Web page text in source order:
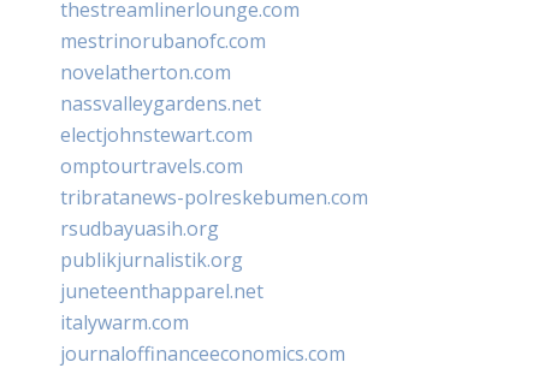
thestreamlinerlounge.com
mestrinorubanofc.com
novelatherton.com
nassvalleygardens.net
electjohnstewart.com
omptourtravels.com
tribratanews-polreskebumen.com
rsudbayuasih.org
publikjurnalistik.org
juneteenthapparel.net
italywarm.com
journaloffinanceeconomics.com